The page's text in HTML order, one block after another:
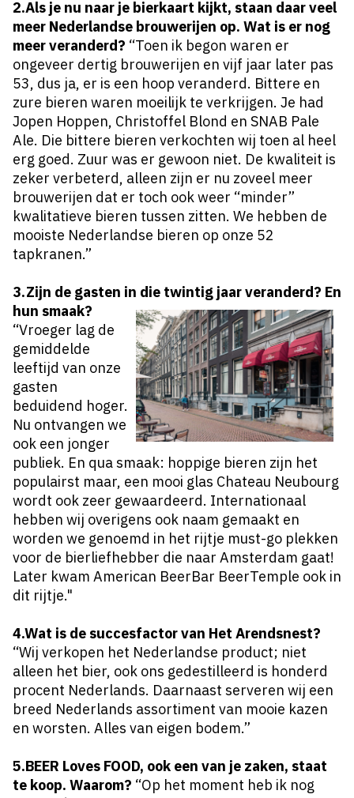
2.Als je nu naar je bierkaart kijkt, staan daar veel
meer Nederlandse brouwerijen op. Wat is er nog
meer veranderd? “Toen ik begon waren er
ongeveer dertig brouwerijen en vijf jaar later pas
53, dus ja, er is een hoop veranderd. Bittere en
zure bieren waren moeilijk te verkrijgen. Je had
Jopen Hoppen, Christoffel Blond en SNAB Pale
Ale. Die bittere bieren verkochten wij toen al heel
erg goed. Zuur was er gewoon niet. De kwaliteit is
zeker verbeterd, alleen zijn er nu zoveel meer
brouwerijen dat er toch ook weer “minder”
kwalitatieve bieren tussen zitten. We hebben de
mooiste Nederlandse bieren op onze 52
tapkranen.”
3.Zijn de gasten in die twintig jaar veranderd? En
hun smaak?
“Vroeger lag de
gemiddelde
leeftijd van onze
gasten
beduidend hoger.
Nu ontvangen we
ook een jonger
publiek. En qua smaak: hoppige bieren zijn het
populairst maar, een mooi glas Chateau Neubourg
wordt ook zeer gewaardeerd. Internationaal
hebben wij overigens ook naam gemaakt en
worden we genoemd in het rijtje must-go plekken
voor de bierliefhebber die naar Amsterdam gaat!
Later kwam American BeerBar BeerTemple ook in
dit rijtje."
4.Wat is de succesfactor van Het Arendsnest?
“Wij verkopen het Nederlandse product; niet
alleen het bier, ook ons gedestilleerd is honderd
procent Nederlands. Daarnaast serveren wij een
breed Nederlands assortiment van mooie kazen
en worsten. Alles van eigen bodem.”
5.BEER Loves FOOD, ook een van je zaken, staat
te koop. Waarom? “Op het moment heb ik nog